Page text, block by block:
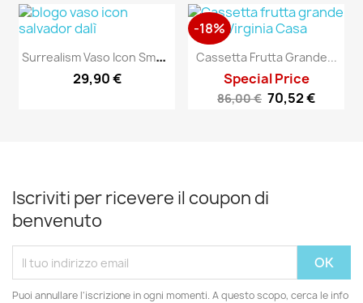
S
Urrealism Vaso Icon Small...
29,90 €
Cassetta Frutta Grande...
Special Price
86,00 € 70,52 €
-18%
Iscriviti per ricevere il coupon di
benvenuto
Puoi annullare l'iscrizione in ogni momenti. A questo scopo, cerca le info